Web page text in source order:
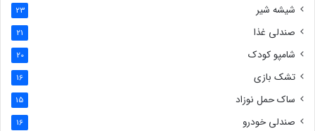
شیشه شیر 23
صندلی غذا 21
شامپو کودک 20
تشک بازی 16
ساک حمل نوزاد 15
صندلی خودرو 16